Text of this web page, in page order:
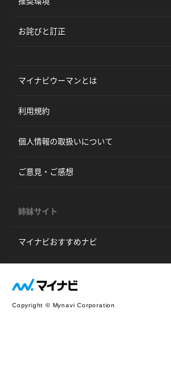
お詫びと訂正
マイナビウーマンとは
利用規約
個人情報の取扱いについて
ご意見・ご感想
姉妹サイト
マイナビおすすめナビ
Copyright © Mynavi Corporation